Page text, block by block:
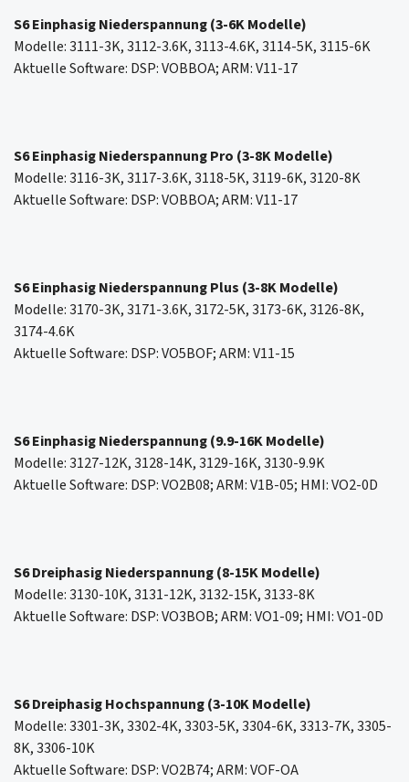
S6 Einphasig Niederspannung (3-6K Modelle)
Modelle: 3111-3K, 3112-3.6K, 3113-4.6K, 3114-5K, 3115-6K
Aktuelle Software: DSP: VOBBOA; ARM: V11-17
S6 Einphasig Niederspannung Pro (3-8K Modelle)
Modelle: 3116-3K, 3117-3.6K, 3118-5K, 3119-6K, 3120-8K
Aktuelle Software: DSP: VOBBOA; ARM: V11-17
S6 Einphasig Niederspannung Plus (3-8K Modelle)
Modelle: 3170-3K, 3171-3.6K, 3172-5K, 3173-6K, 3126-8K,
3174-4.6K
Aktuelle Software: DSP: VO5BOF; ARM: V11-15
S6 Einphasig Niederspannung (9.9-16K Modelle)
Modelle: 3127-12K, 3128-14K, 3129-16K, 3130-9.9K
Aktuelle Software: DSP: VO2B08; ARM: V1B-05; HMI: VO2-0D
S6 Dreiphasig Niederspannung (8-15K Modelle)
Modelle: 3130-10K, 3131-12K, 3132-15K, 3133-8K
Aktuelle Software: DSP: VO3BOB; ARM: VO1-09; HMI: VO1-0D
S6 Dreiphasig Hochspannung (3-10K Modelle)
Modelle: 3301-3K, 3302-4K, 3303-5K, 3304-6K, 3313-7K, 3305-
8K, 3306-10K
Aktuelle Software: DSP: VO2B74; ARM: VOF-OA